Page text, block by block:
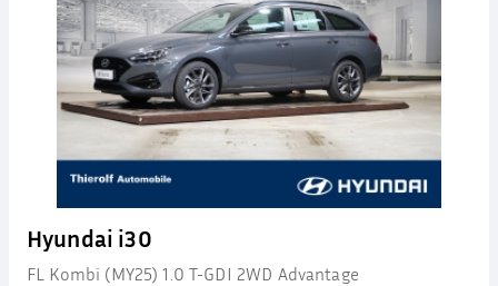
Hyundai i30
FL Kombi (MY25) 1.0 T-GDI 2WD Advantage